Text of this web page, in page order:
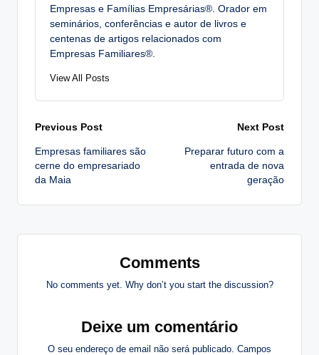
Empresas e Famílias Empresárias®. Orador em
seminários, conferências e autor de livros e
centenas de artigos relacionados com
Empresas Familiares®.
View All Posts
Post
navigation
Previous Post
Empresas familiares são
cerne do empresariado
da Maia
Next Post
Preparar futuro com a
entrada de nova
geração
Comments
No comments yet. Why don’t you start the discussion?
Deixe um comentário
O seu endereço de email não será publicado. Campos